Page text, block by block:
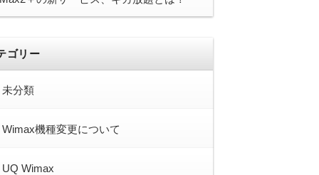
ゴリー
未分類
Wimax機種変更について
UQ Wimax